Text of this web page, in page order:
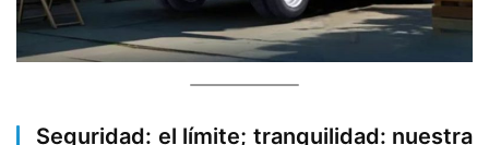
Seguridad: el límite; tranquilidad: nuestra